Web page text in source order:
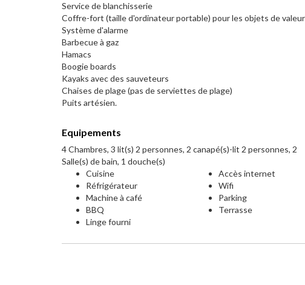
Service de blanchisserie
Coffre-fort (taille d'ordinateur portable) pour les objets de valeur
Système d'alarme
Barbecue à gaz
Hamacs
Boogie boards
Kayaks avec des sauveteurs
Chaises de plage (pas de serviettes de plage)
Puits artésien.
Equipements
4 Chambres, 3 lit(s) 2 personnes, 2 canapé(s)-lit 2 personnes, 2
Salle(s) de bain, 1 douche(s)
Cuisine
Réfrigérateur
Machine à café
BBQ
Linge fourni
Accès internet
Wifi
Parking
Terrasse